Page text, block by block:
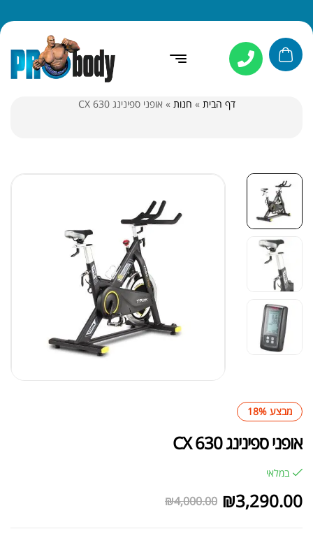
דף הבית » חנות » אופני ספינינג CX 630
מבצע 18%
אופני ספינינג CX 630
במלאי
₪4,000.00 ₪3,290.00